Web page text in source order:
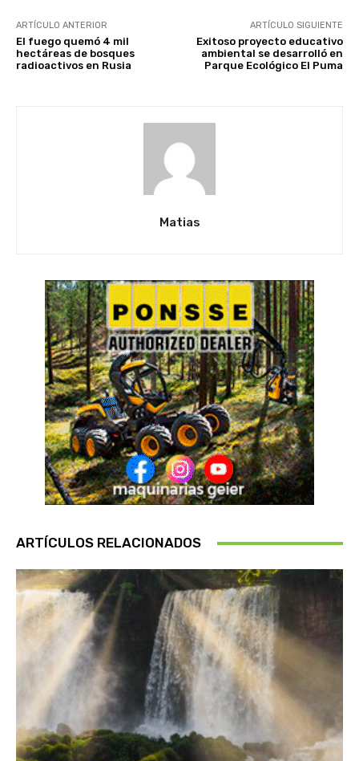
ARTÍCULO ANTERIOR
El fuego quemó 4 mil
hectáreas de bosques
radioactivos en Rusia
ARTÍCULO SIGUIENTE
Exitoso proyecto educativo
ambiental se desarrolló en
Parque Ecológico El Puma
Matias
ARTÍCULOS RELACIONADOS